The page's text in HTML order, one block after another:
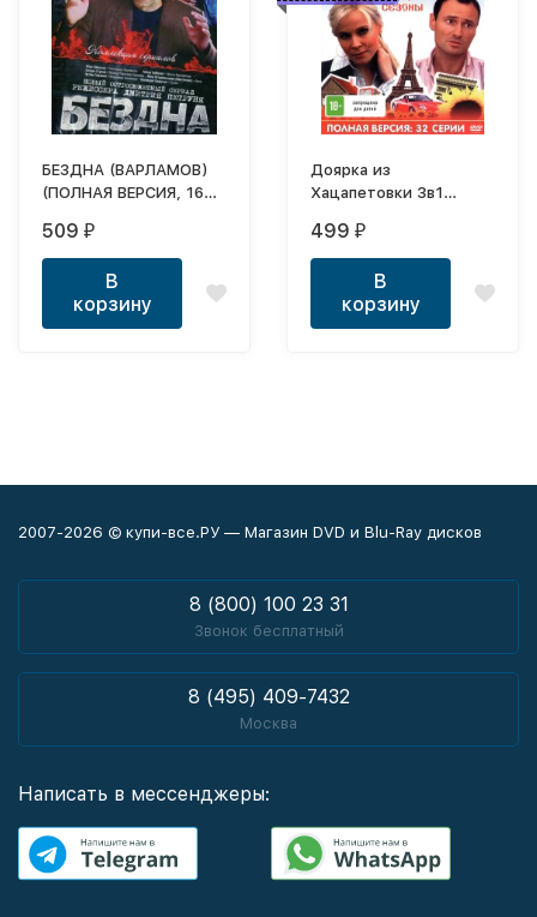
БЕЗДНА (ВАРЛАМОВ)
(ПОЛНАЯ ВЕРСИЯ, 16
509 ₽
В
корзину
Доярка из
Хацапетовки 3в1
полная версия, 3
сезона, 32 серии)
499 ₽
В
корзину
2007-2026 © купи-все.РУ — Магазин DVD и Blu-Ray дисков
8 (800) 100 23 31
Звонок бесплатный
8 (495) 409-7432
Москва
Написать в мессенджеры: